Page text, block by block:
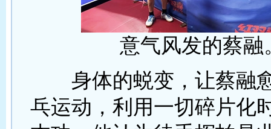
意气风发的蔡融
身体的蜕变，让蔡融
乓运动，利用一切碎片化